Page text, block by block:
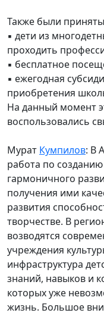
Также были
▪️ дети из
проходить
▪️ бесплатное
▪️ ежегодная
приобретения
На данный момент
воспользовались
Мурат Кумпилов: В
работа по
гармоничного
получения ими
развития
творчестве. В
возводятся
учреждения
инфраструктура
знаний, навыков и
которых уже
жизнь. Большое